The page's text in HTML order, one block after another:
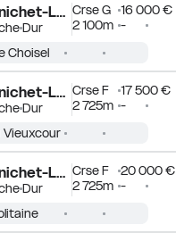
La Baule
Dur
Crse G
16 000 €
2 100m -
Choisel
La Baule
Dur
Crse F
17 500 €
2 725m -
Vieuxcour
La Baule
Dur
Crse F
20 000 €
2 725m -